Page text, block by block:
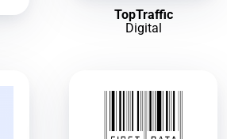
TopTraffic
Digital